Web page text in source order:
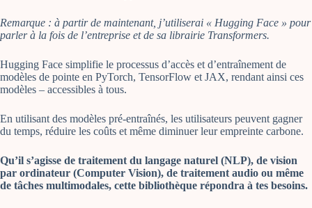
Remarque : à partir de maintenant, j’utiliserai « Hugging Face » pour
parler à la fois de l’entreprise et de sa librairie Transformers.
Hugging Face simplifie le processus d’accès et d’entraînement de
modèles de pointe en PyTorch, TensorFlow et JAX, rendant ainsi ces
modèles – accessibles à tous.
En utilisant des modèles pré-entraînés, les utilisateurs peuvent gagner
du temps, réduire les coûts et même diminuer leur empreinte carbone.
Qu’il s’agisse de traitement du langage naturel (NLP), de vision
par ordinateur (Computer Vision), de traitement audio ou même
de tâches multimodales, cette bibliothèque répondra à tes besoins.